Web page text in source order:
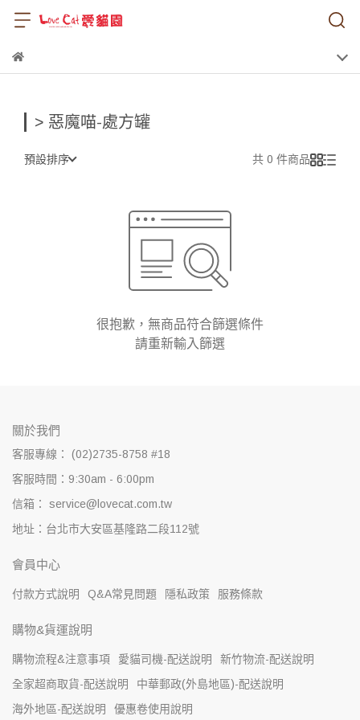
> 惡魔喵-處方罐
預設排序 共 0 件商品
很抱歉，無商品符合篩選條件
請重新輸入篩選
關於我們
客服專線： (02)2735-8758 #18
客服時間：9:30am - 6:00pm
信箱： service@lovecat.com.tw
地址：台北市大安區基隆路二段112號
會員中心
付款方式說明 Q&A常見問題 隱私政策 服務條款
購物&貨運說明
購物流程&注意事項 愛貓司機-配送說明
新竹物流-配送說明
全家超商取貨-配送說明
中華郵政(外島地區)-配送說明
海外地區-配送說明
優惠卷使用說明